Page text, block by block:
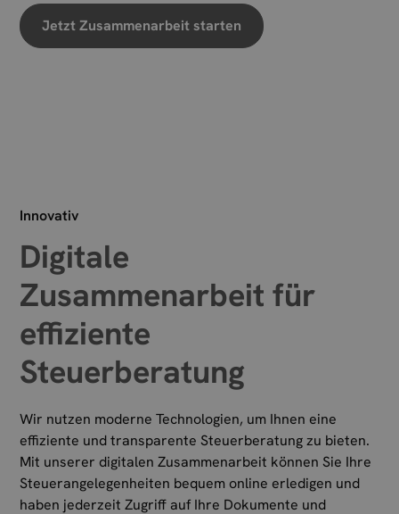
Jetzt Zusammenarbeit starten
Innovativ
Digitale
Zusammenarbeit für
effiziente
Steuerberatung
Wir nutzen moderne Technologien, um Ihnen eine
effiziente und transparente Steuerberatung zu bieten.
Mit unserer digitalen Zusammenarbeit können Sie Ihre
Steuerangelegenheiten bequem online erledigen und
haben jederzeit Zugriff auf Ihre Dokumente und